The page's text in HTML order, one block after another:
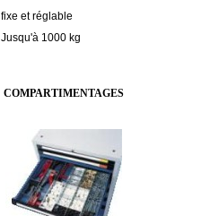
fixe et réglable
Jusqu'à 1000 kg
COMPARTIMENTAGES